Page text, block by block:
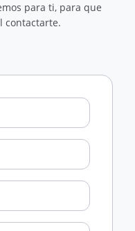
para ti, para que
contactarte.